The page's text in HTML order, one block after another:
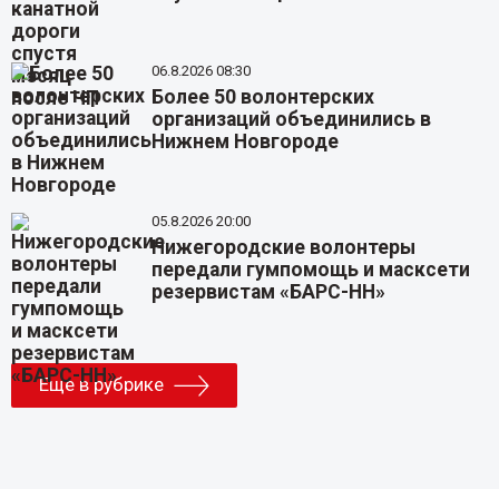
06.8.2026 08:30
Более 50 волонтерских
организаций объединились в
Нижнем Новгороде
05.8.2026 20:00
Нижегородские волонтеры
передали гумпомощь и масксети
резервистам «БАРС-НН»
Еще в рубрике